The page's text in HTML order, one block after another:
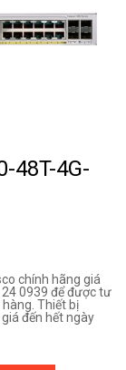
48T-4G-
chính hãng giá
0939 để được tư
Thiết bị
đến hết ngày